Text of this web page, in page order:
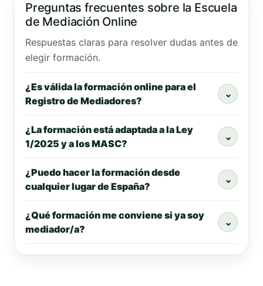
Preguntas frecuentes sobre la Escuela
de Mediación Online
Respuestas claras para resolver dudas antes de
elegir formación.
¿Es válida la formación online para el
Registro de Mediadores?
⌄
¿La formación está adaptada a la Ley
1/2025 y a los MASC?
⌄
¿Puedo hacer la formación desde
cualquier lugar de España?
⌄
¿Qué formación me conviene si ya soy
mediador/a?
⌄